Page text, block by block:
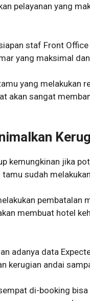
pelayanan yang
staf Front
yang maksimal
yang melakukan
akan sangat
kemungkinan jika
sudah
pembatalan
membuat hotel
adanya data
kerugian andai
di-booking